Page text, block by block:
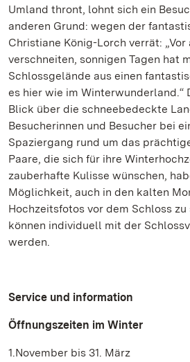
Umland thront, lohnt sich ein
anderen Grund: wegen der
Christiane König-Lorch verrät: „Vor
verschneiten, sonnigen Tagen hat
Schlossgelände aus einen
es hier wie im Winterwunderland.“
Blick über die schneebedeckte
Besucherinnen und Besucher bei
Spaziergang rund um das
Paare, die sich für ihre
zauberhafte Kulisse wünschen,
Möglichkeit, auch in den kalten
Hochzeitsfotos vor dem Schloss zu
können individuell mit der
werden.
Service und information
Öffnungszeiten im Winter
1.November bis 31. März